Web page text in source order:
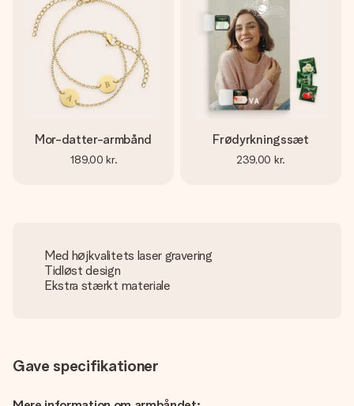
Mor-datter-armbånd
189,00 kr.
Frødyrkningssæt
239,00 kr.
Med højkvalitets laser gravering
Tidløst design
Ekstra stærkt materiale
Gave specifikationer